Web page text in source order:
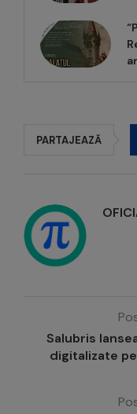
PARTAJEAZĂ
Salubris
digitalizate